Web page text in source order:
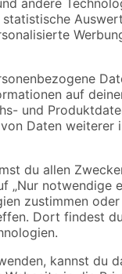
Spülkasten-
500 ml
18,98 € / Liter